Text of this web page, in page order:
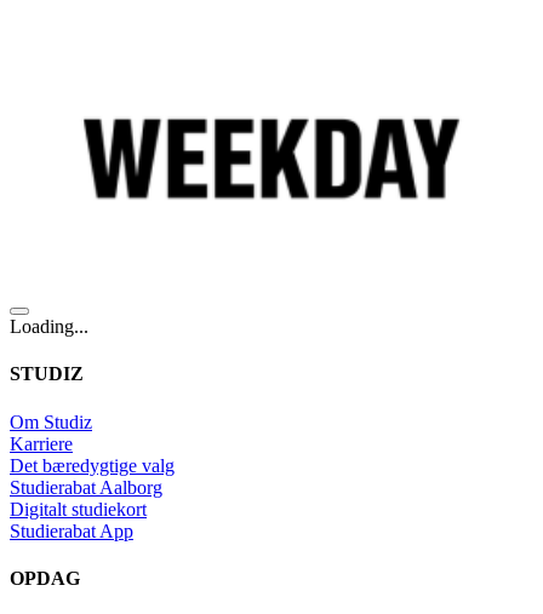
Loading...
STUDIZ
Om Studiz
Karriere
Det bæredygtige valg
Studierabat Aalborg
Digitalt studiekort
Studierabat App
OPDAG